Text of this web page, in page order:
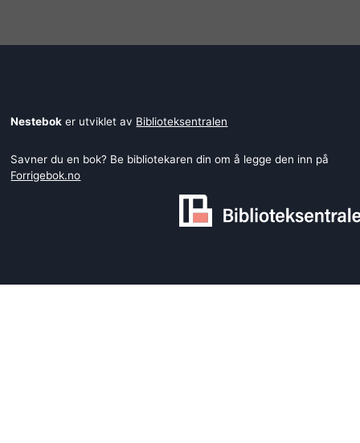
Nestebok er utviklet av Biblioteksentralen
Savner du en bok? Be bibliotekaren din om å legge den inn på
Forrigebok.no